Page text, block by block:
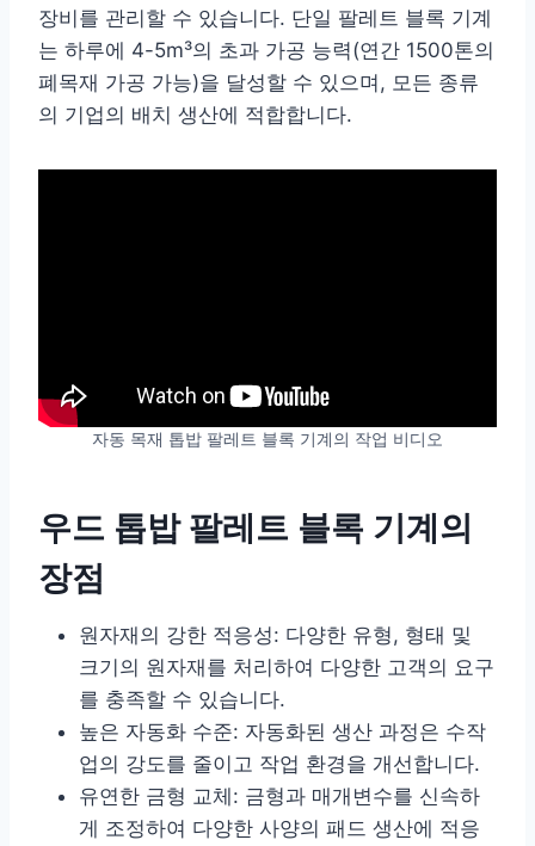
장비를 관리할 수 있습니다. 단일 팔레트 블록 기계
는 하루에 4-5m³의 초과 가공 능력(연간 1500톤의
폐목재 가공 가능)을 달성할 수 있으며, 모든 종류
의 기업의 배치 생산에 적합합니다.
자동 목재 톱밥 팔레트 블록 기계의 작업 비디오
우드 톱밥 팔레트 블록 기계의
장점
원자재의 강한 적응성: 다양한 유형, 형태 및
크기의 원자재를 처리하여 다양한 고객의 요구
를 충족할 수 있습니다.
높은 자동화 수준: 자동화된 생산 과정은 수작
업의 강도를 줄이고 작업 환경을 개선합니다.
유연한 금형 교체: 금형과 매개변수를 신속하
게 조정하여 다양한 사양의 패드 생산에 적응